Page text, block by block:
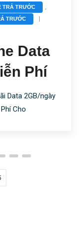
TRẢ TRƯỚC ,
TRƯỚC
|
Data
Phí
Data 2GB/ngày
Cho